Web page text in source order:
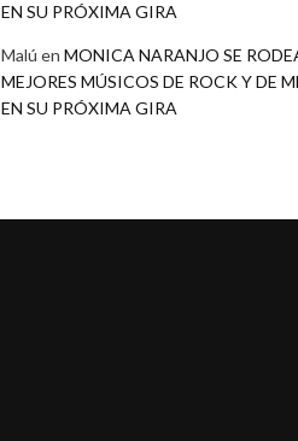
EN SU PRÓXIMA GIRA
Malú en MONICA NARANJO SE
MEJORES MÚSICOS DE ROCK Y DE
EN SU PRÓXIMA GIRA